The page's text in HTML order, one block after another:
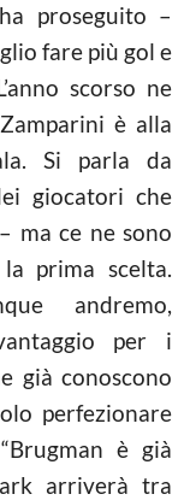
proseguito –
fare più gol e
scorso ne
è alla
Si parla da
giocatori che
ma ce ne sono
prima scelta.
andremo,
per i
già conoscono
perfezionare
è già
arriverà tra